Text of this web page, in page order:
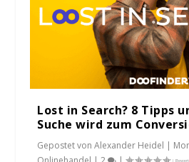
Lost in Search? 8 Tipps
Suche wird zum
Gepostet vonAlexander Heidel |